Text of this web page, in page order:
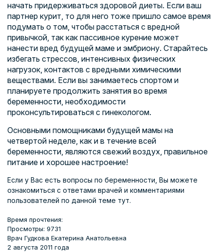
начать придерживаться здоровой диеты. Если ваш
партнер курит, то для него тоже пришло самое время
подумать о том, чтобы расстаться с вредной
привычкой, так как пассивное курение может
нанести вред будущей маме и эмбриону. Старайтесь
избегать стрессов, интенсивных физических
нагрузок, контактов с вредными химическими
веществами. Если вы занимаетесь спортом и
планируете продолжить занятия во время
беременности, необходимости
проконсультироваться с гинекологом.
Основными помощниками будущей мамы на
четвертой неделе, как и в течение всей
беременности, являются свежий воздух, правильное
питание и хорошее настроение!
Если у Вас есть вопросы по беременности, Вы можете
ознакомиться с ответами врачей и комментариями
пользователей по данной теме тут.
Время прочтения:
Просмотры: 9731
Врач Гудкова Екатерина Анатольевна
2 августа 2011 года